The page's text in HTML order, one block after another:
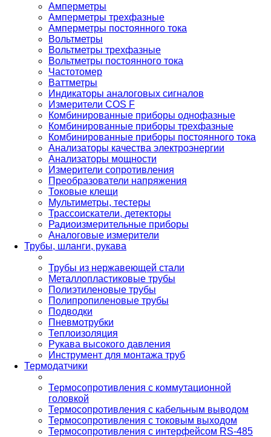
Амперметры
Амперметры трехфазные
Амперметры постоянного тока
Вольтметры
Вольтметры трехфазные
Вольтметры постоянного тока
Частотомер
Ваттметры
Индикаторы аналоговых сигналов
Измерители COS F
Комбинированные приборы однофазные
Комбинированные приборы трехфазные
Комбинированные приборы постоянного тока
Анализаторы качества электроэнергии
Анализаторы мощности
Измерители сопротивления
Преобразователи напряжения
Токовые клещи
Мультиметры, тестеры
Трассоискатели, детекторы
Радиоизмерительные приборы
Аналоговые измерители
Трубы, шланги, рукава
Трубы из нержавеющей стали
Металлопластиковые трубы
Полиэтиленовые трубы
Полипропиленовые трубы
Подводки
Пневмотрубки
Теплоизоляция
Рукава высокого давления
Инструмент для монтажа труб
Термодатчики
Термосопротивления с коммутационной
головкой
Термосопротивления с кабельным выводом
Термосопротивления с токовым выходом
Термосопротивления с интерфейсом RS-485